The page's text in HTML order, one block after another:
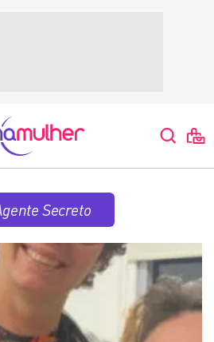
Secreto